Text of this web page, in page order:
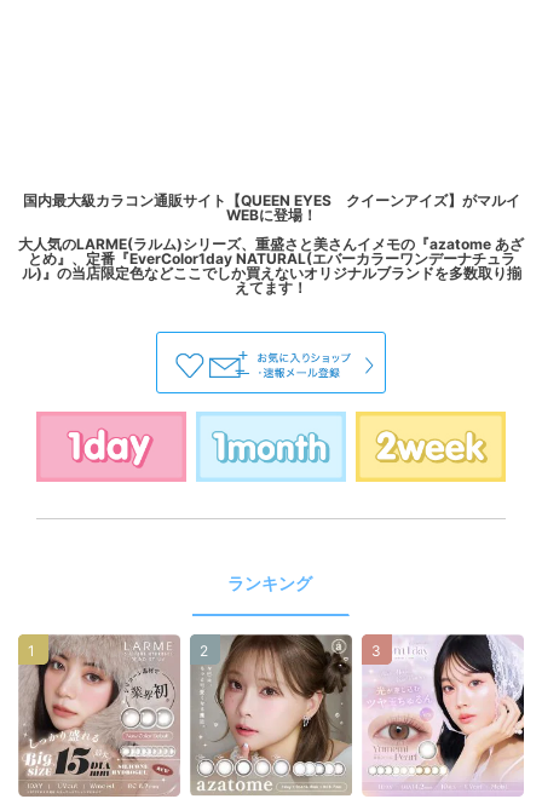
国内最大級カラコン通販サイト【QUEEN EYES クイーンアイズ】がマルイ
WEBに登場！
大人気のLARME(ラルム)シリーズ、重盛さと美さんイメモの『azatome あざ
とめ』、定番『EverColor1day NATURAL(エバーカラーワンデーナチュラ
ル)』の当店限定色などここでしか買えないオリジナルブランドを多数取り揃
ランキング
1 2 3